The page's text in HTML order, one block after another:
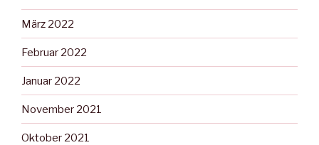
März 2022
Februar 2022
Januar 2022
November 2021
Oktober 2021